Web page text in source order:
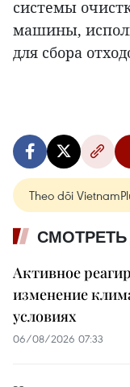
системы
машины,
для сбора
Theo dõi
СМОТРЕТЬ
Активное
изменение
условиях
06/08/2026 07:33